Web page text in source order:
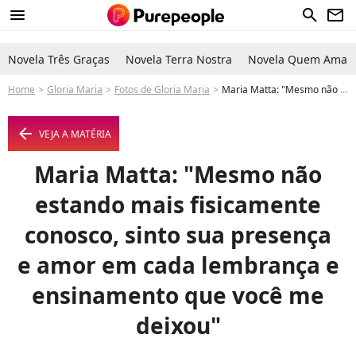
menu search newsletter
Novela Três Graças Novela Terra Nostra Novela Quem Ama
Home Gloria Maria Fotos de Gloria Maria Maria Matta: "Mesmo não estando mais fisicamente conosco, sinto sua presença e amor em cada lembrança e ensinamento que você me deixou" - Foto
arrow_left VEJA A MATÉRIA
Maria Matta: "Mesmo não
estando mais fisicamente
conosco, sinto sua presença
e amor em cada lembrança e
ensinamento que você me
deixou"